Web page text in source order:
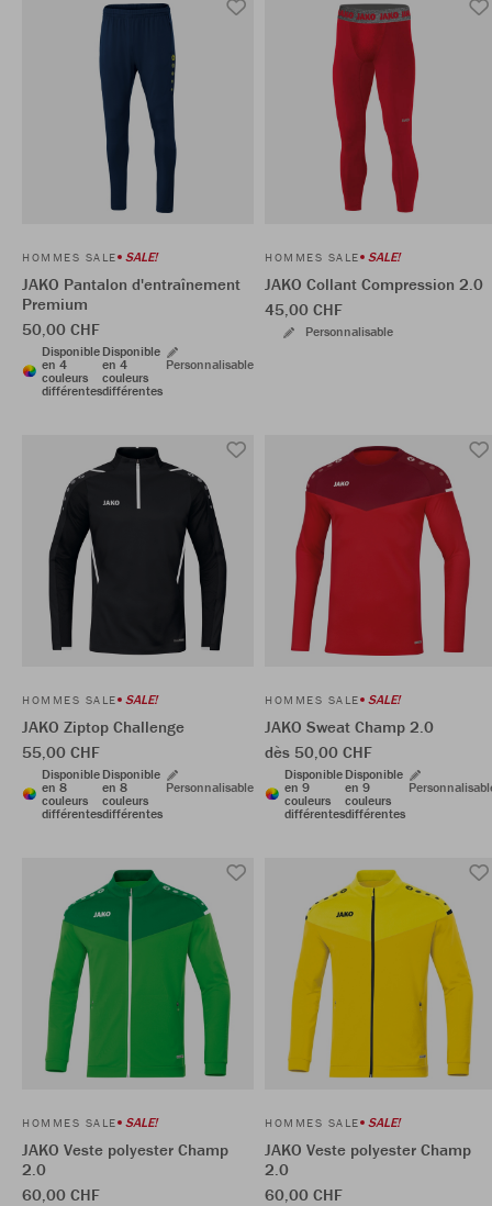
HOMMES SALE SALE!
JAKO Pantalon d'entraînement
Premium
50,00 CHF
Disponible
en 4
couleurs
différentes
Disponible
en 4
couleurs
différentes
Personnalisable
HOMMES SALE SALE!
JAKO Collant Compression 2.0
45,00 CHF
Personnalisable
HOMMES SALE SALE!
JAKO Ziptop Challenge
55,00 CHF
Disponible
en 8
couleurs
différentes
Disponible
en 8
couleurs
différentes
Personnalisable
HOMMES SALE SALE!
JAKO Sweat Champ 2.0
dès 50,00 CHF
Disponible
en 9
couleurs
différentes
Disponible
en 9
couleurs
différentes
HOMMES SALE SALE!
JAKO Veste polyester Champ
2.0
60,00 CHF
HOMMES SALE SALE!
JAKO Veste polyester Champ
2.0
60,00 CHF